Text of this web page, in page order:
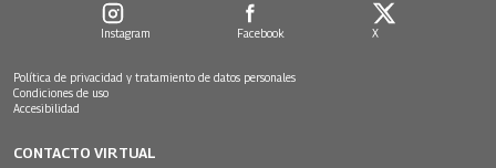
Instagram Facebook X
Política de privacidad y tratamiento de datos personales
Condiciones de uso
Accesibilidad
CONTACTO VIRTUAL